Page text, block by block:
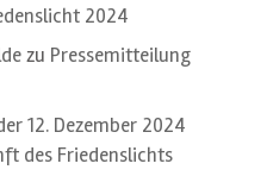
2024
zu Pressemitteilung
12. Dezember 2024
des Friedenslichts